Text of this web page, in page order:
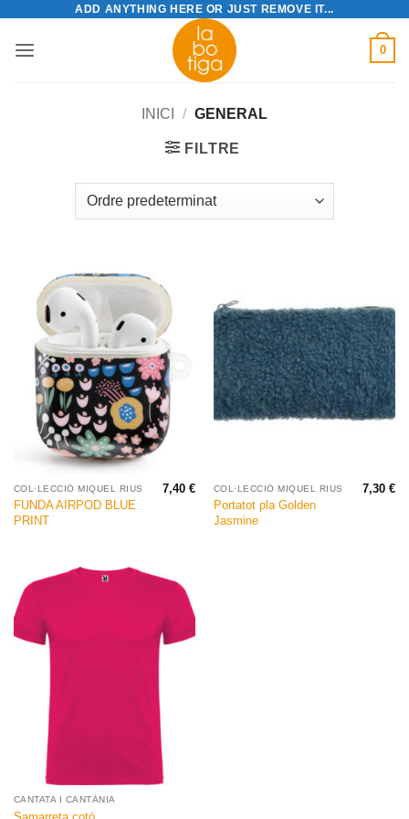
content
ADD ANYTHING HERE OR JUST REMOVE IT...
0
INICI / GENERAL
FILTRE
COL·LECCIÓ MIQUEL RIUS
FUNDA AIRPOD BLUE
PRINT
7,40€ COL·LECCIÓ MIQUEL RIUS
Portatot pla Golden
Jasmine
7,30€
CANTATA I CANTÀNIA